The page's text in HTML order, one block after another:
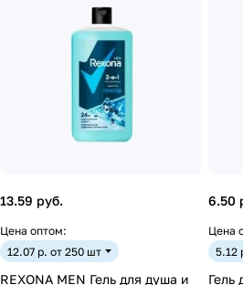
13.59 руб.
Цена оптом:
12.07 р. от 250 шт
REXONA MEN Гель для душа и
6.50
Цена
5.12
Гель